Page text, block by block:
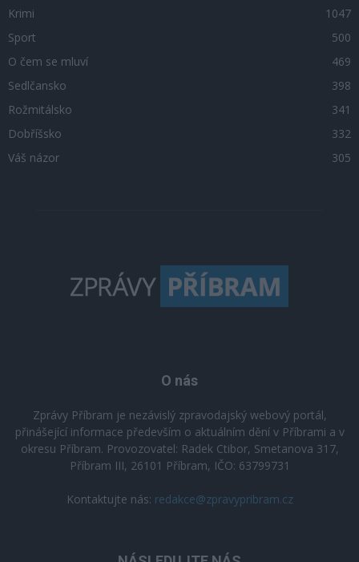
Krimi
1047
Sport
500
O čem se mluví
469
Sedlčansko
398
Rožmitálsko
341
Dobříšsko
332
Váš názor
305
O nás
Zprávy Příbram je nezávislý zpravodajský webový portál,
přinášející informace především o aktuálním dění v Příbrami a v
okresu Příbram. Provozovatel: Radek Ctibor, Smetanova 317,
Příbram III, 26101 Příbram, IČO: 63799731
Kontaktujte nás: redakce@zpravypribram.cz